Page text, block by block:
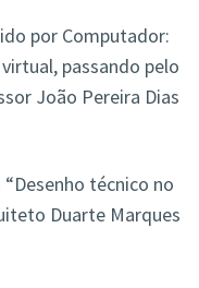
por Computador:
passando pelo
João Pereira Dias
técnico no
Duarte Marques